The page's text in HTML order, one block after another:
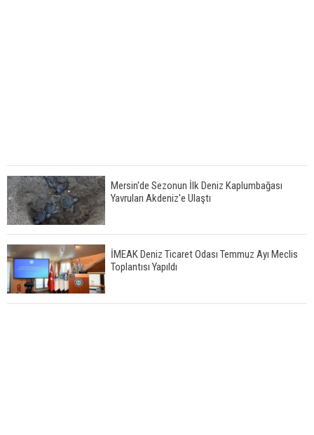
Mersin'de Sezonun İlk Deniz Kaplumbağası
Yavruları Akdeniz'e Ulaştı
İMEAK Deniz Ticaret Odası Temmuz Ayı Meclis
Toplantısı Yapıldı